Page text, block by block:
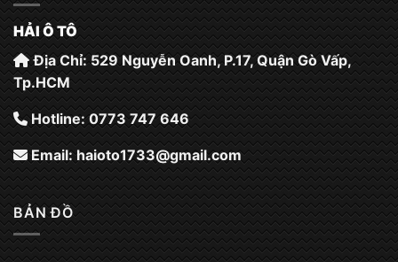
HẢI Ô TÔ
Địa Chỉ: 529 Nguyễn Oanh, P.17, Quận Gò Vấp,
Tp.HCM
Hotline: 0773 747 646
Email:haioto1733@gmail.com
BẢN ĐỒ